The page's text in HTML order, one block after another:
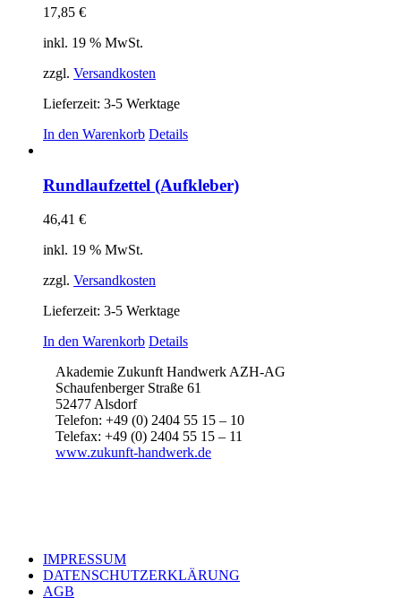
17,85 €
inkl. 19 % MwSt.
zzgl. Versandkosten
Lieferzeit: 3-5 Werktage
In den Warenkorb Details
Rundlaufzettel (Aufkleber)
46,41 €
inkl. 19 % MwSt.
zzgl. Versandkosten
Lieferzeit: 3-5 Werktage
In den Warenkorb Details
Akademie Zukunft Handwerk AZH-AG
Schaufenberger Straße 61
52477 Alsdorf
Telefon: +49 (0) 2404 55 15 – 10
Telefax: +49 (0) 2404 55 15 – 11
www.zukunft-handwerk.de
IMPRESSUM
DATENSCHUTZERKLÄRUNG
AGB